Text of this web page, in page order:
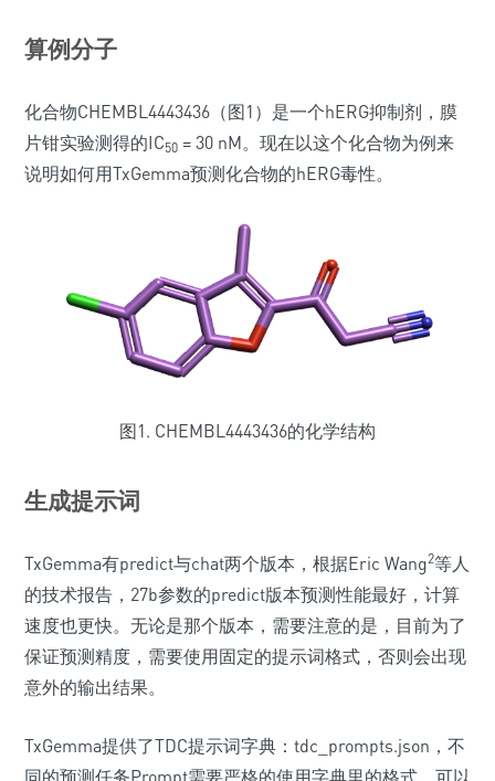
算例分子
化合物CHEMBL4443436（图1）是一个hERG抑制剂，膜
片钳实验测得的IC50 = 30 nM。现在以这个化合物为例来
说明如何用TxGemma预测化合物的hERG毒性。
图1. CHEMBL4443436的化学结构
生成提示词
TxGemma有predict与chat两个版本，根据Eric Wang2等人
的技术报告，27b参数的predict版本预测性能最好，计算
速度也更快。无论是那个版本，需要注意的是，目前为了
保证预测精度，需要使用固定的提示词格式，否则会出现
意外的输出结果。
TxGemma提供了TDC提示词字典：tdc_prompts.json，不
同的预测任务Prompt需要严格的使用字典里的格式。可以